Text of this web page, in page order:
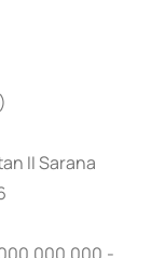
II Sarana